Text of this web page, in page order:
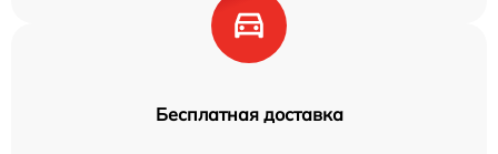
Бесплатная доставка